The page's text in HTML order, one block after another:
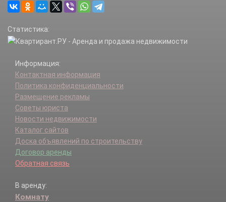
Статистика:
Информация:
Контактная информация
Политика конфиденциальности
Размещение рекламы
Советы юриста
Новости недвижимости
Каталог сайтов
Доска объявлений по строительству
Договор аренды
Обратная связь
В аренду:
Комнату